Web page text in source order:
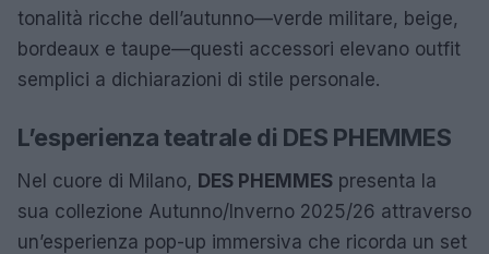
tonalità ricche dell’autunno—verde militare, beige,
bordeaux e taupe—questi accessori elevano outfit
semplici a dichiarazioni di stile personale.
L’esperienza teatrale di DES PHEMMES
Nel cuore di Milano, DES PHEMMES presenta la
sua collezione Autunno/Inverno 2025/26 attraverso
un’esperienza pop-up immersiva che ricorda un set